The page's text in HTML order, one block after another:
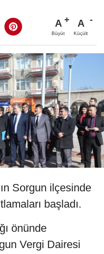
A
Büyüt
A
Küçült
Sorgun ilçesinde
başladı.
önünde
Vergi Dairesi